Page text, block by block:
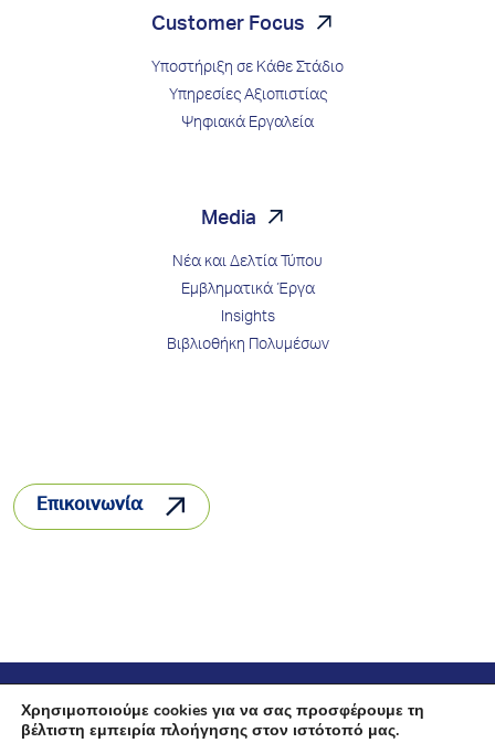
Customer Focus
Υποστήριξη σε Κάθε Στάδιο
Υπηρεσίες Αξιοπιστίας
Ψηφιακά Εργαλεία
Media
Νέα και Δελτία Τύπου
Εμβληματικά Έργα
Insights
Βιβλιοθήκη Πολυμέσων
Επικοινωνία
© 2026 INTERBETON
Χρησιμοποιούμε cookies για να σας προσφέρουμε τη
βέλτιστη εμπειρία πλοήγησης στον ιστότοπό μας.